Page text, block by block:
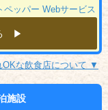
ペッパー Webサービス
▶︎
な飲食店について ▼
施設